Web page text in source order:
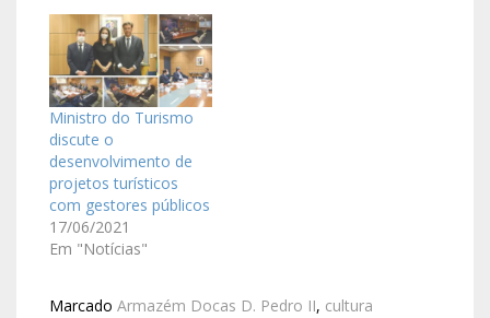
Ministro do Turismo
discute o
desenvolvimento de
projetos turísticos
com gestores públicos
17/06/2021
Em "Notícias"
Marcado Armazém Docas D. Pedro II, cultura